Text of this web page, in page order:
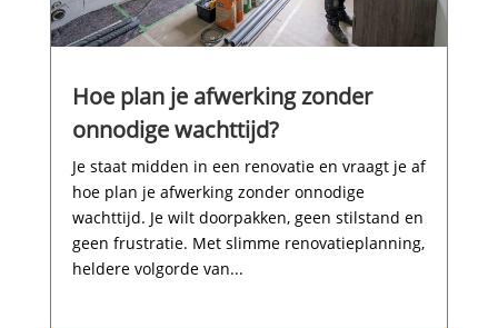
Hoe plan je afwerking zonder
onnodige wachttijd?
Je staat midden in een renovatie en vraagt je af
hoe plan je afwerking zonder onnodige
wachttijd.​ Je wilt doorpakken, geen stilstand en
geen frustratie.​ Met slimme renovatieplanning,
heldere volgorde van...